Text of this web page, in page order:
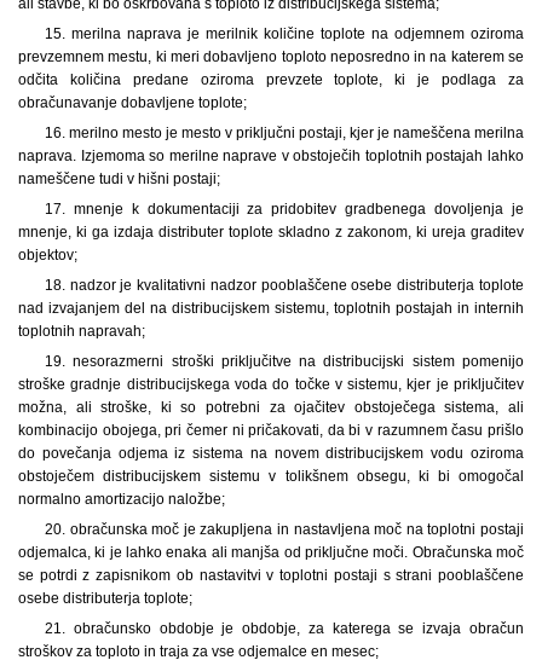
ali stavbe, ki bo oskrbovana s toploto iz distribucijskega sistema;
15. merilna naprava je merilnik količine toplote na odjemnem oziroma
prevzemnem mestu, ki meri dobavljeno toploto neposredno in na katerem se
odčita količina predane oziroma prevzete toplote, ki je podlaga za
obračunavanje dobavljene toplote;
16. merilno mesto je mesto v priključni postaji, kjer je nameščena merilna
naprava. Izjemoma so merilne naprave v obstoječih toplotnih postajah lahko
nameščene tudi v hišni postaji;
17. mnenje k dokumentaciji za pridobitev gradbenega dovoljenja je
mnenje, ki ga izdaja distributer toplote skladno z zakonom, ki ureja graditev
objektov;
18. nadzor je kvalitativni nadzor pooblaščene osebe distributerja toplote
nad izvajanjem del na distribucijskem sistemu, toplotnih postajah in internih
toplotnih napravah;
19. nesorazmerni stroški priključitve na distribucijski sistem pomenijo
stroške gradnje distribucijskega voda do točke v sistemu, kjer je priključitev
možna, ali stroške, ki so potrebni za ojačitev obstoječega sistema, ali
kombinacijo obojega, pri čemer ni pričakovati, da bi v razumnem času prišlo
do povečanja odjema iz sistema na novem distribucijskem vodu oziroma
obstoječem distribucijskem sistemu v tolikšnem obsegu, ki bi omogočal
normalno amortizacijo naložbe;
20. obračunska moč je zakupljena in nastavljena moč na toplotni postaji
odjemalca, ki je lahko enaka ali manjša od priključne moči. Obračunska moč
se potrdi z zapisnikom ob nastavitvi v toplotni postaji s strani pooblaščene
osebe distributerja toplote;
21. obračunsko obdobje je obdobje, za katerega se izvaja obračun
stroškov za toploto in traja za vse odjemalce en mesec;